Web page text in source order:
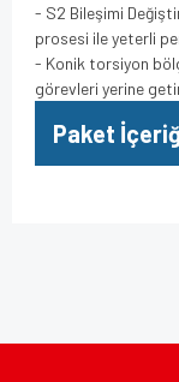
- S2 Bileşimi
prosesi ile yeterli
- Konik torsiyon
görevleri yerine
Paket